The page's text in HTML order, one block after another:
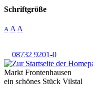
Schriftgröße
A A A
08732 9201-0
Markt Frontenhausen
ein schönes Stück Vilstal